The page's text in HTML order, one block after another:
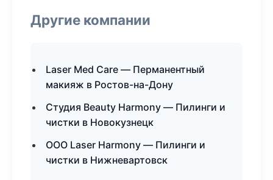
Другие компании
Laser Med Care — Перманентный
макияж в Ростов-на-Дону
Студия Beauty Harmony — Пилинги и
чистки в Новокузнецк
ООО Laser Harmony — Пилинги и
чистки в Нижневартовск